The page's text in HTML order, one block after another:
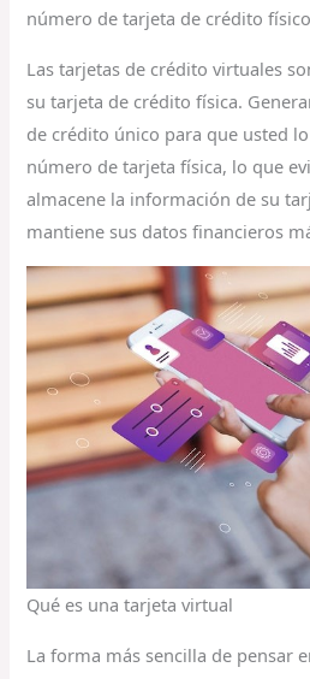
número de tarjeta de crédito
Las tarjetas de crédito virtuales
su tarjeta de crédito física.
de crédito único para que usted
número de tarjeta física, lo que
almacene la información de su
mantiene sus datos financieros
Qué es una tarjeta virtual
La forma más sencilla de pensar